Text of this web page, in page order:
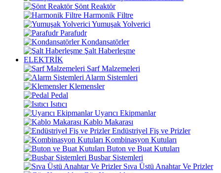
Şönt Reaktör
Harmonik Filtre
Yumuşak Yolverici
Parafudr
Kondansatörler
Şalt Haberleşme
ELEKTRİK
Sarf Malzemeleri
Alarm Sistemleri
Klemensler
Pedal
Isıtıcı
Uyarıcı Ekipmanlar
Kablo Makarası
Endüstriyel Fiş ve Prizler
Kombinasyon Kutuları
Buton ve Buat Kutuları
Busbar Sistemleri
Sıva Üstü Anahtar Ve Prizler